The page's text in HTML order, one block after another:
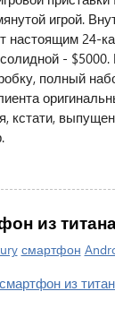
игрой.
24-
-
полный
кстати,
из
смартфон